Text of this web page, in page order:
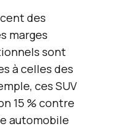
des
marges
sont
à celles des
ces SUV
15 % contre
automobile